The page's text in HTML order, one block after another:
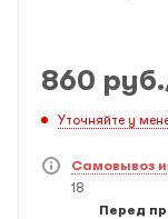
860 руб.
Уточняйте у
Самовывоз
18
Перед